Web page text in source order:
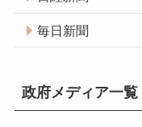
毎日新聞
政府メディア一覧